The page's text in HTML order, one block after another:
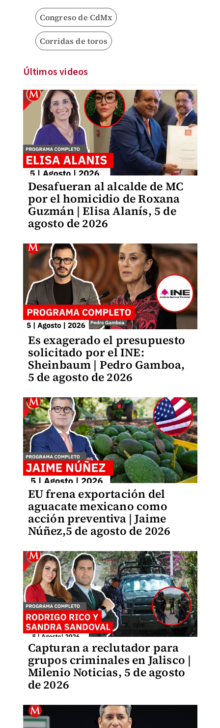
Congreso de CdMx
Corridas de toros
Últimos videos
Desafueran al alcalde de MC
por el homicidio de Roxana
Guzmán | Elisa Alanís, 5 de
agosto de 2026
Es exagerado el presupuesto
solicitado por el INE:
Sheinbaum | Pedro Gamboa,
5 de agosto de 2026
EU frena exportación del
aguacate mexicano como
acción preventiva | Jaime
Núñez,5 de agosto de 2026
Capturan a reclutador para
grupos criminales en Jalisco |
Milenio Noticias, 5 de agosto
de 2026